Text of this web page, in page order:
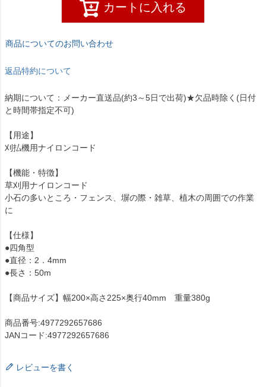
カートに入れる
商品についてのお問い合わせ
返品特約について
納期について：メーカー直送品(約3～5日で出荷)★欠品時除く(日付
と時間帯指定不可)
【用途】
刈払機用ナイロンコード
【機能・特徴】
草刈用ナイロンコード
小石の多いところ・フェンス、塀の際・雑草、植木の周囲での作業
に
【仕様】
●四角型
●直径：2．4mm
●長さ：50m
【商品サイズ】幅200×高さ225×奥行40mm 重量380g
商品番号:4977292657686
JANコード:4977292657686
レビューを書く